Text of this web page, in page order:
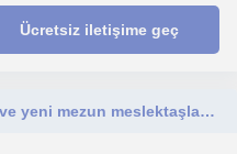
Ücretsiz iletişime geç
Avukatım. Hukuk Öğrencilerine ve yeni mezun meslektaşlarıma yardımcı olmak istiyorum.